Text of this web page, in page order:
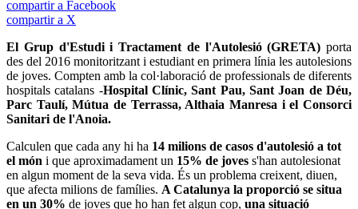
compartir a Facebook
compartir a X
El Grup d'Estudi i Tractament de l'Autolesió (GRETA) porta
des del 2016 monitoritzant i estudiant en primera línia les autolesions
de joves. Compten amb la col·laboració de professionals de diferents
hospitals catalans -Hospital Clínic, Sant Pau, Sant Joan de Déu,
Parc Taulí, Mútua de Terrassa, Althaia Manresa i el Consorci
Sanitari de l'Anoia.
Calculen que cada any hi ha 14 milions de casos d'autolesió a tot
el món i que aproximadament un 15% de joves s'han autolesionat
en algun moment de la seva vida. És un problema creixent, diuen,
que afecta milions de famílies. A Catalunya la proporció se situa
en un 30% de joves que ho han fet algun cop, una situació